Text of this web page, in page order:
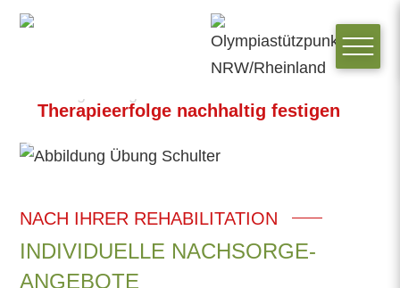
Therapieerfolge nachhaltig festigen
NACH IHRER REHABILITATION
INDIVIDUELLE NACHSORGE-
ANGEBOTE